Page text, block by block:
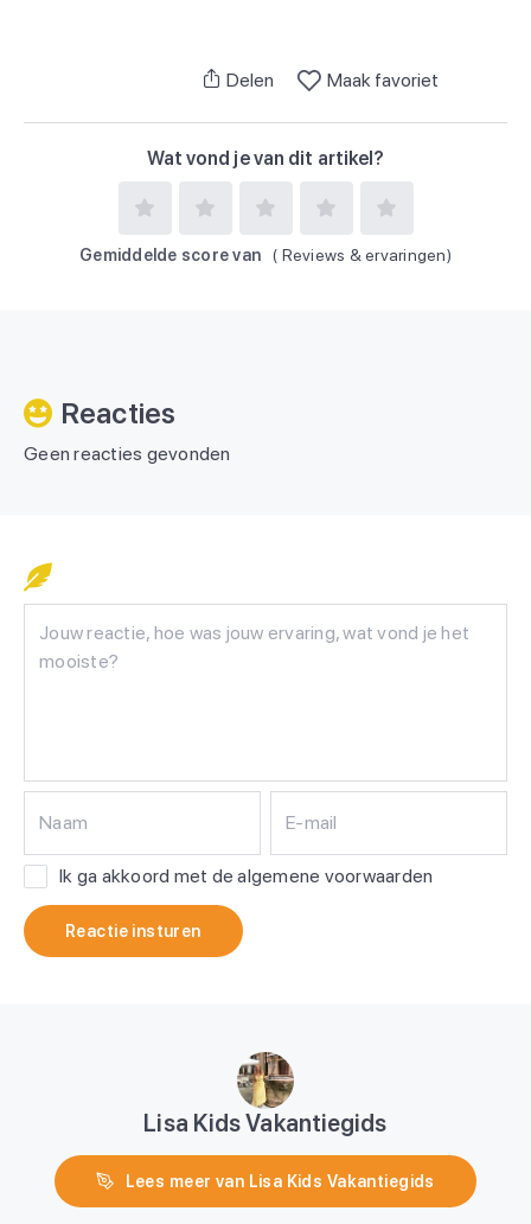
Delen Maak favoriet
Wat vond je van dit artikel?
Gemiddelde score van ( Reviews & ervaringen)
Reacties
Geen reacties gevonden
Naam E-mail
Ik ga akkoord met de algemene voorwaarden
Reactie insturen
Lisa Kids Vakantiegids
Lees meer van Lisa Kids Vakantiegids